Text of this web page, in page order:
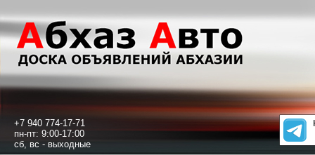
+7 940 774-17-71
пн-пт: 9:00-17:00
сб, вс - выходные